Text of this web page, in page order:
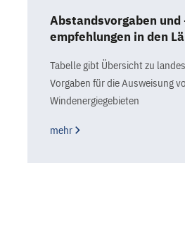
Abstandsvorgaben und
empfehlungen in den
Tabelle gibt Übersicht zu
Vorgaben für die Ausweisung
Windenergiegebieten
mehr